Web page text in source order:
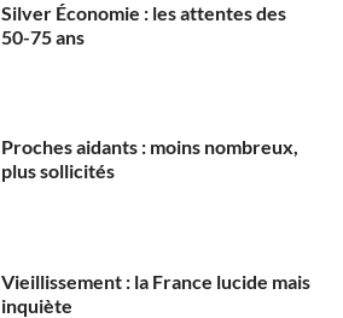
Silver Économie : les attentes des
50-75 ans
Proches aidants : moins nombreux,
plus sollicités
Vieillissement : la France lucide mais
inquiète